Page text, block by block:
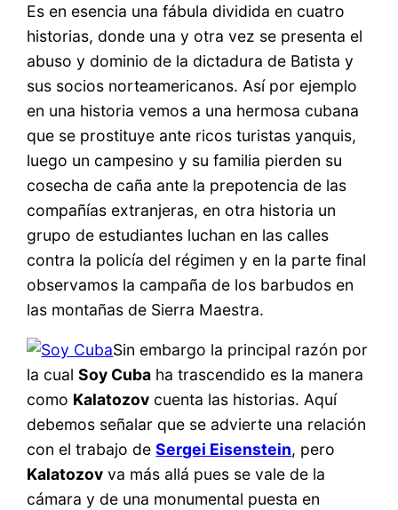
Es en esencia una fábula dividida en cuatro
historias, donde una y otra vez se presenta el
abuso y dominio de la dictadura de Batista y
sus socios norteamericanos. Así por ejemplo
en una historia vemos a una hermosa cubana
que se prostituye ante ricos turistas yanquis,
luego un campesino y su familia pierden su
cosecha de caña ante la prepotencia de las
compañías extranjeras, en otra historia un
grupo de estudiantes luchan en las calles
contra la policía del régimen y en la parte final
observamos la campaña de los barbudos en
las montañas de Sierra Maestra.
Sin embargo la principal razón por
la cualSoy Cuba ha trascendido es la manera
como Kalatozov cuenta las historias. Aquí
debemos señalar que se advierte una relación
con el trabajo deSergei Eisenstein, pero
Kalatozov va más allá pues se vale de la
cámara y de una monumental puesta en